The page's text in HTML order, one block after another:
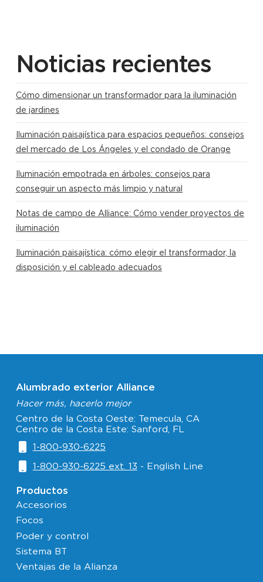
Noticias recientes
Cómo dimensionar un transformador para la iluminación
de jardines
Iluminación paisajística para espacios pequeños: consejos
del mercado de Los Ángeles y el condado de Orange
Iluminación empotrada en árboles: consejos para
conseguir un aspecto más limpio y natural
Notas de campo de Alliance: Cómo vender proyectos de
iluminación
Iluminación paisajística: cómo elegir el transformador, la
disposición y el cableado adecuados
Alumbrado exterior Alliance
Hacer más, hacerlo mejor
Centro de la Costa Oeste: Temecula, CA
Centro de la Costa Este: Sanford, FL
1-800-930-6225
1-800-930-6225 ext. 13 - English Line
Productos
Accesorios
Focos
Poder y control
Sistema BT
Ventajas de la Alianza